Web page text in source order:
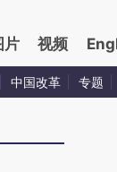
片 视频
中国改革 专题